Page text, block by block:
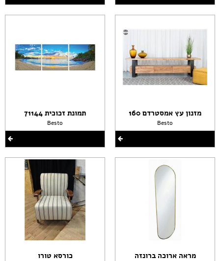
מזנון עץ אמסטרדם 160
Besto
מראה ארוכה ברונזה
תמונת זכוכית 71144
Besto
כורסא טורו